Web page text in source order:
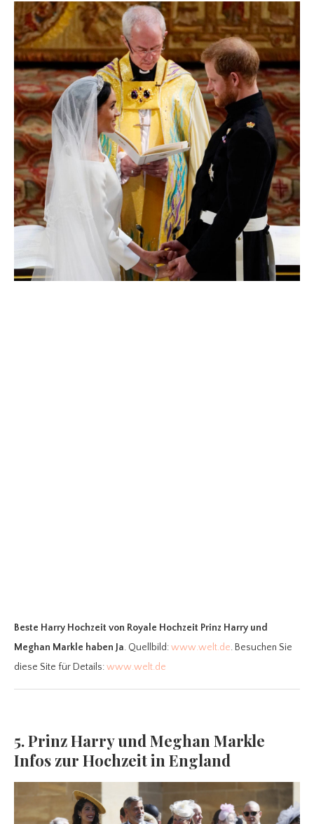
Beste Harry Hochzeit von Royale Hochzeit Prinz Harry und
Meghan Markle haben Ja. Quellbild:www.welt.de. Besuchen Sie
diese Site für Details:www.welt.de
5. Prinz Harry und Meghan Markle
Infos zur Hochzeit in England